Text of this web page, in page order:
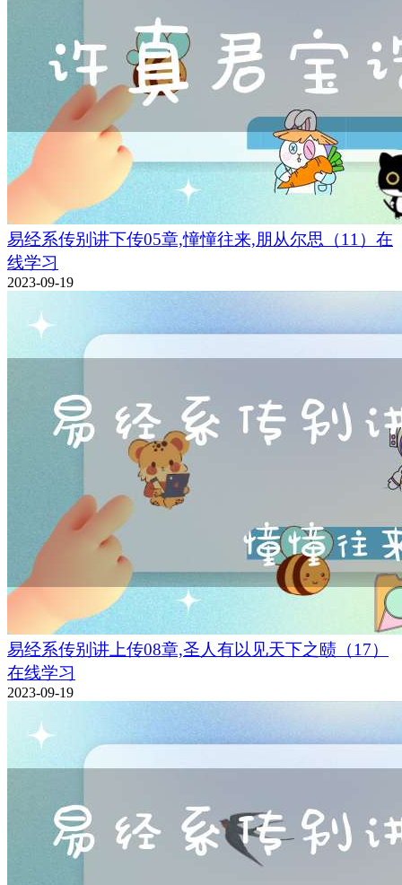
易经系传别讲下传05章,憧憧往来,朋从尔思（11）在
线学习
2023-09-19
易经系传别讲上传08章,圣人有以见天下之赜（17）
在线学习
2023-09-19